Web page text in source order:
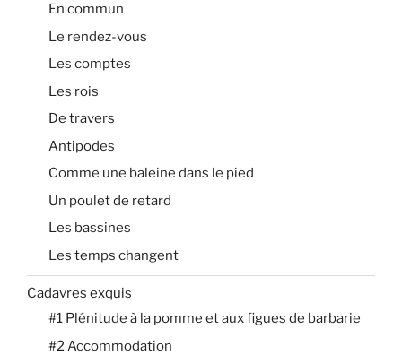
En commun
Le rendez-vous
Les comptes
Les rois
De travers
Antipodes
Comme une baleine dans le pied
Un poulet de retard
Les bassines
Les temps changent
Cadavres exquis
#1 Plénitude à la pomme et aux figues de barbarie
#2 Accommodation